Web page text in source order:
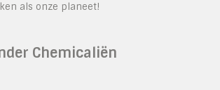
als onze planeet!
Chemicaliën